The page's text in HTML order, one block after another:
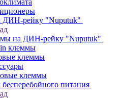
ДИН-рейку "Nuputuk"
на ДИН-рейку "Nuputuk"
in клеммы
клеммы
клеммы
питания